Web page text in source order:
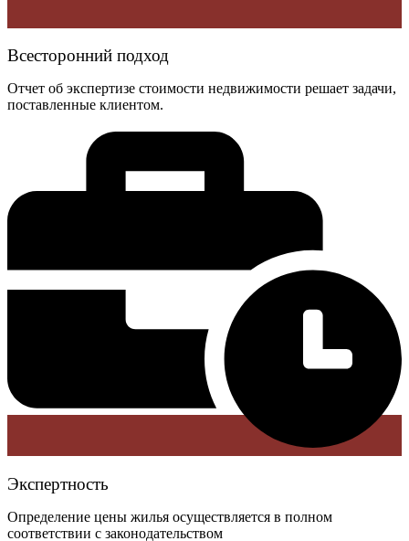
Всесторонний подход
Отчет об экспертизе стоимости недвижимости решает задачи,
поставленные клиентом.
Экспертность
Определение цены жилья осуществляется в полном
соответствии с законодательством